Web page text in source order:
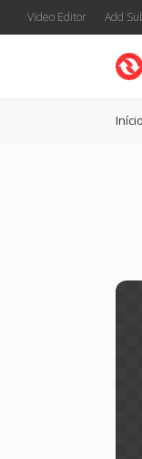
Video Editor Add
Início